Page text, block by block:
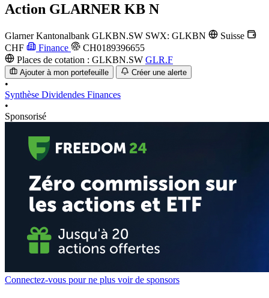
Action GLARNER KB N
Glarner Kantonalbank GLKBN.SW SWX: GLKBN
Suisse
CHF
Finance
CH0189396655
Places de cotation : GLKBN.SW GLR.F
Ajouter à mon portefeuille Créer une alerte
•
Synthèse Dividendes Finances
•
Sponsorisé
Connectez-vous pour ne plus voir de sponsors